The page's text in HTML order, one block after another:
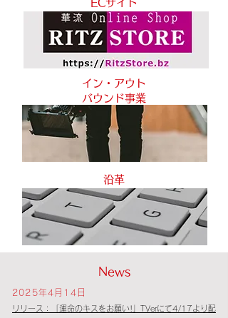
ECサイト
イン・アウト
バウンド事業
沿革
News
2025年4月14日
リリース：「運命のキスをお願い!」TVerにて4/17より配